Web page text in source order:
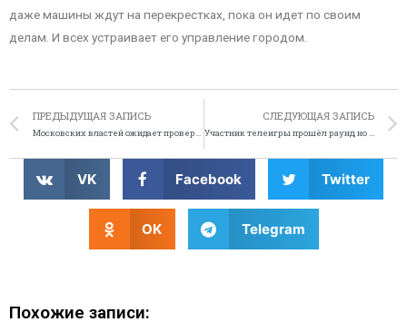
даже машины ждут на перекрестках, пока он идет по своим
делам. И всех устраивает его управление городом.
ПРЕДЫДУЩАЯ ЗАПИСЬ
Московских властей ожидает проверка IQ
СЛЕДУЮЩАЯ ЗАПИСЬ
Участник телеигры прошёл раунд, но ведущему не понравился его метод
VK Facebook Twitter
OK Telegram
Похожие записи: